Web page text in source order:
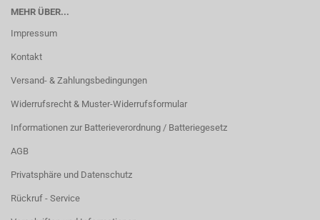
MEHR ÜBER...
Impressum
Kontakt
Versand- & Zahlungsbedingungen
Widerrufsrecht & Muster-Widerrufsformular
Informationen zur Batterieverordnung / Batteriegesetz
AGB
Privatsphäre und Datenschutz
Rückruf - Service